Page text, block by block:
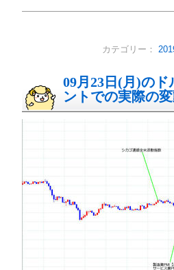
カテゴリー：
09月23日(月)の
ントでの実際の